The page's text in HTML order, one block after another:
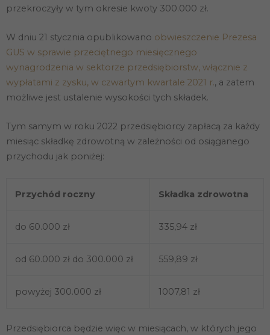
przekroczyły w tym okresie kwoty 300.000 zł.
W dniu 21 stycznia opublikowano obwieszczenie Prezesa
GUS w sprawie przeciętnego miesięcznego
wynagrodzenia w sektorze przedsiębiorstw, włącznie z
wypłatami z zysku, w czwartym kwartale 2021 r., a zatem
możliwe jest ustalenie wysokości tych składek.
Tym samym w roku 2022 przedsiębiorcy zapłacą za każdy
miesiąc składkę zdrowotną w zależności od osiąganego
przychodu jak poniżej:
Przychód roczny Składka zdrowotna
do 60.000 zł 335,94 zł
od 60.000 zł do 300.000 zł 559,89 zł
powyżej 300.000 zł 1007,81 zł
Przedsiębiorca będzie więc w miesiącach, w których jego